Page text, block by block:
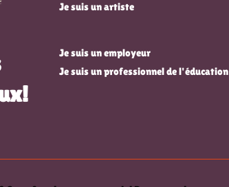
Je suis un artiste
Je suis un employeur
Je suis un professionnel de l'éducation